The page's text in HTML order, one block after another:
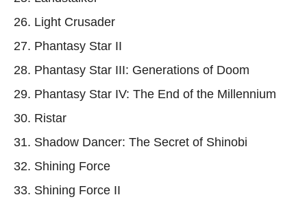
26. Light Crusader
27. Phantasy Star II
28. Phantasy Star III: Generations of Doom
29. Phantasy Star IV: The End of the Millennium
30. Ristar
31. Shadow Dancer: The Secret of Shinobi
32. Shining Force
33. Shining Force II